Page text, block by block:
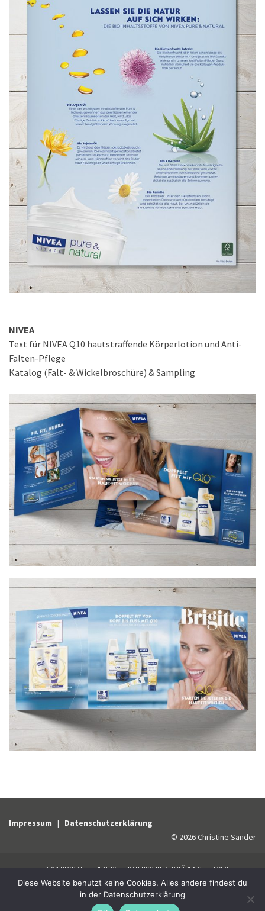
NIVEA
Text für NIVEA Q10 hautstraffende Körperlotion und Anti-
Falten-Pflege
Katalog (Falt- & Wickelbroschüre) & Sampling
Impressum | Datenschutzerklärung
© 2026 Christine Sander
ADVERTORIAL BEAUTY DATENSCHUTZERKLÄRUNG
EVENT
HEALTHCARE
Home IMPRESSUM
INTERNATIONAL GUIDELINES
KLASSIK Kontakt KUNDEN ONLINE
Diese Website benutzt keine Cookies. Alles andere findest du
in der Datenschutzerklärung